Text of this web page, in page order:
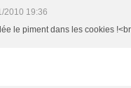
2010 19:36
le piment dans les cookies